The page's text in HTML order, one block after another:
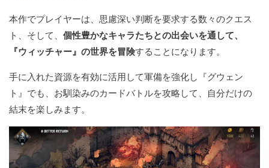
本作でプレイヤーは、思慮深い判断を要求する数々のクエス
ト、そして、 個性豊かなキャラたちとの出会いを通して、
『ウィッチャー』の世界を冒険することになります。
手に入れた資源を有効に活用して軍備を強化し『グウェン
ト』でも、お馴染みのカードバトルを攻略して、自分だけの
結末を楽しみます。